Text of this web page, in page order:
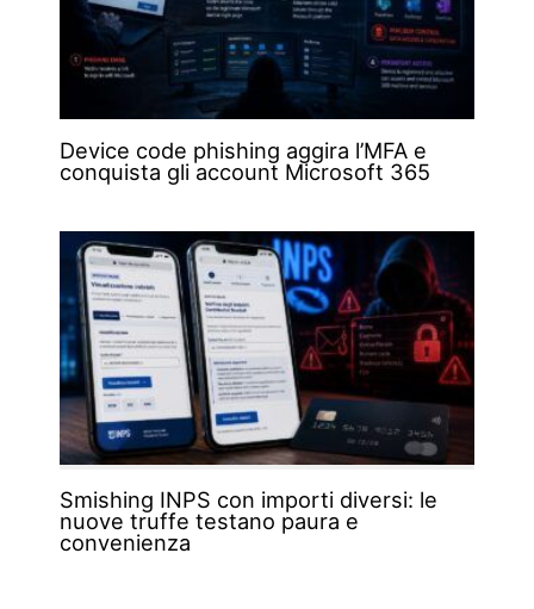
Device code phishing aggira l’MFA e
conquista gli account Microsoft 365
Smishing INPS con importi diversi: le
nuove truffe testano paura e
convenienza